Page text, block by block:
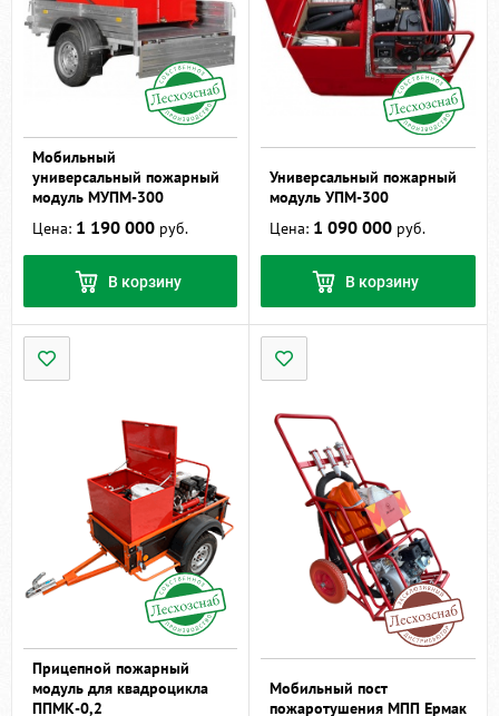
Мобильный
универсальный пожарный
модуль МУПМ-300
Цена: 1 190 000 руб.
В корзину
Универсальный пожарный
модуль УПМ-300
Цена: 1 090 000 руб.
В корзину
Прицепной пожарный
модуль для квадроцикла
ППМК-0,2
Мобильный пост
пожаротушения МПП Ермак